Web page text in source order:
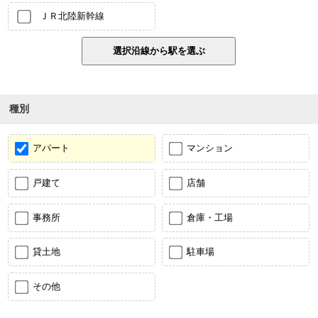
ＪＲ北陸新幹線
種別
アパート マンション
戸建て 店舗
事務所 倉庫・工場
貸土地 駐車場
その他